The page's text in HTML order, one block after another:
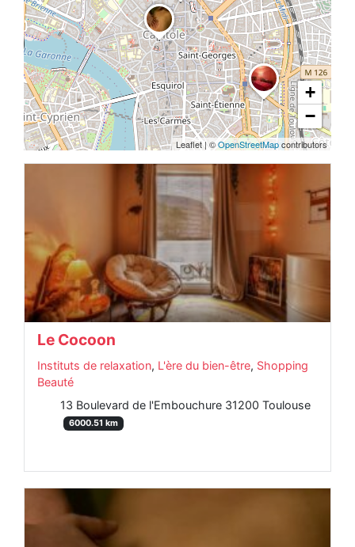
Le Cocoon
Instituts de relaxation, L'ère du bien-être, Shopping
Beauté
13 Boulevard de l'Embouchure 31200 Toulouse
6000.51 km
+
−
Leaflet|©OpenStreetMapcontributors